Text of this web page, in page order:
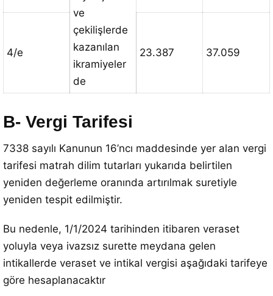
ve
çekilişlerde
kazanılan
ikramiyeler
de
4/e 23.387 37.059
B- Vergi Tarifesi
7338 sayılı Kanunun 16’ncı maddesinde yer alan vergi
tarifesi matrah dilim tutarları yukarıda belirtilen
yeniden değerleme oranında artırılmak suretiyle
yeniden tespit edilmiştir.
Bu nedenle, 1/1/2024 tarihinden itibaren veraset
yoluyla veya ivazsız surette meydana gelen
intikallerde veraset ve intikal vergisi aşağıdaki tarifeye
göre hesaplanacaktır